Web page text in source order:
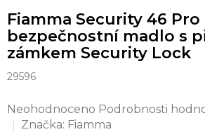
Fiamma Security 46 Pro
bezpečnostní madlo s
zámkem Security Lock
29596
Průměrné
hodnocení
Neohodnoceno Podrobnosti
Značka: Fiamma